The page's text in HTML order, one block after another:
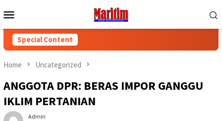
to
Menu
Special Content
Home Uncategorized
ANGGOTA DPR: BERAS IMPOR GANGGU
IKLIM PERTANIAN
Admin